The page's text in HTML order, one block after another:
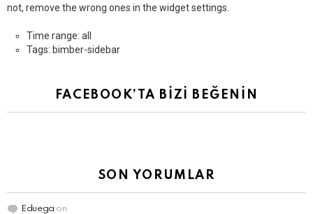
not, remove the wrong ones in the widget settings.
Time range: all
Tags: bimber-sidebar
FACEBOOK’TA BİZİ BEĞENİN
SON YORUMLAR
Eduega on